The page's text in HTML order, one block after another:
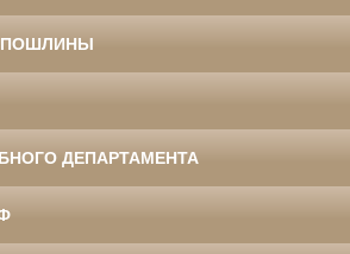
ДЕПАРТАМЕНТА